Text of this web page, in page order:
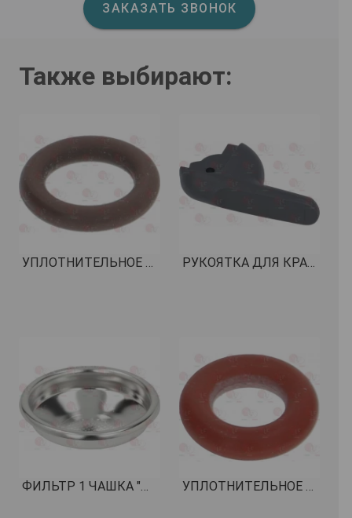
ЗАКАЗАТЬ ЗВОНОК
Также выбирают:
УПЛОТНИТЕЛЬНОЕ КОЛЬЦО 02025 ВИТОН КОД: 1186612 РУКОЯТКА ДЛЯ КРАНА ПОДАЧИ ВОДЫ/ПАРА КОД: 1241025